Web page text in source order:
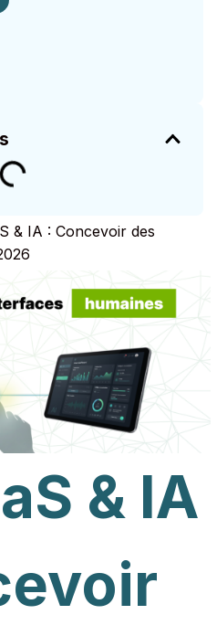
& IA : Concevoir des
& IA